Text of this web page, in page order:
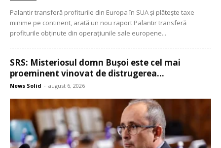
Palantir transferă profiturile din Europa în SUA și plătește taxe
minime pe continent, arată un nou raport Palantir transferă
profiturile obținute din operațiunile sale europene...
SRS: Misteriosul domn Bușoi este cel mai
proeminent vinovat de distrugerea...
News Solid - august 6, 2026